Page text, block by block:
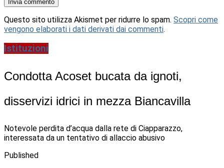
Questo sito utilizza Akismet per ridurre lo spam. Scopri come
vengono elaborati i dati derivati dai commenti.
Istituzioni
Condotta Acoset bucata da ignoti,
disservizi idrici in mezza Biancavilla
Notevole perdita d’acqua dalla rete di Ciapparazzo,
interessata da un tentativo di allaccio abusivo
Published